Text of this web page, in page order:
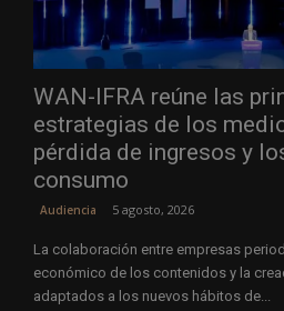
WAN-IFRA reúne las
estrategias de los
pérdida de ingresos y
consumo
Audiencia 5 agosto, 2026
La colaboración entre empresas
económico de los contenidos y la
adaptados a los nuevos hábitos de...